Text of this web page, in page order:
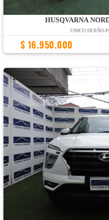
HUSQVARNA
UNICO DUEÑO-
$ 16.950.000